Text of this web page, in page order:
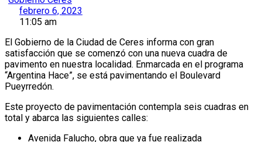
febrero 6, 2023
11:05 am
El Gobierno de la Ciudad de Ceres informa con gran
satisfacción que se comenzó con una nueva cuadra de
pavimento en nuestra localidad. Enmarcada en el programa
“Argentina Hace”, se está pavimentando el Boulevard
Pueyrredón.
Este proyecto de pavimentación contempla seis cuadras en
total y abarca las siguientes calles:
Avenida Falucho, obra que ya fue realizada